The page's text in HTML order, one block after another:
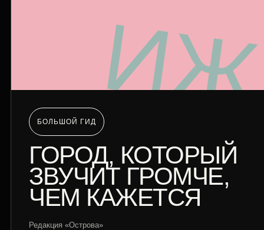
БОЛЬШОЙ ГИД
ГОРОД, КОТОРЫЙ
ЗВУЧИТ ГРОМЧЕ,
ЧЕМ КАЖЕТСЯ
Редакция «Острова»